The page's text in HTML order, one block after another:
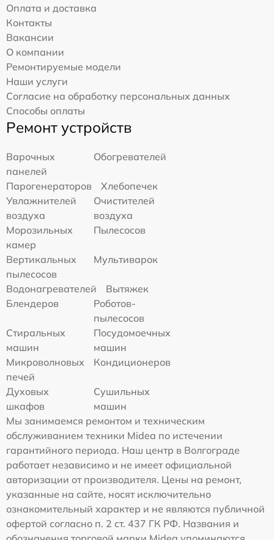
Оплата и доставка
Контакты
Вакансии
О компании
Ремонтируемые модели
Наши услуги
Согласие на обработку персональных данных
Способы оплаты
Ремонт устройств
Варочных
панелей
Обогревателей
Парогенераторов
Хлебопечек
Увлажнителей
воздуха
Очистителей
воздуха
Морозильных
камер
Пылесосов
Вертикальных
пылесосов
Мультиварок
Водонагревателей
Вытяжек
Блендеров
Роботов-
пылесосов
Стиральных
машин
Посудомоечных
машин
Микроволновых
печей
Кондиционеров
Духовых
шкафов
Сушильных
машин
Мы занимаемся ремонтом и техническим
обслуживанием техники Midea по истечении
гарантийного периода. Наш центр в Волгограде
работает независимо и не имеет официальной
авторизации от производителя. Цены на ремонт,
указанные на сайте, носят исключительно
ознакомительный характер и не являются публичной
офертой согласно п. 2 ст. 437 ГК РФ. Названия и